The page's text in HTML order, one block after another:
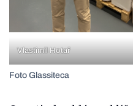
Vlastimil Hotař
Foto Glassiteca